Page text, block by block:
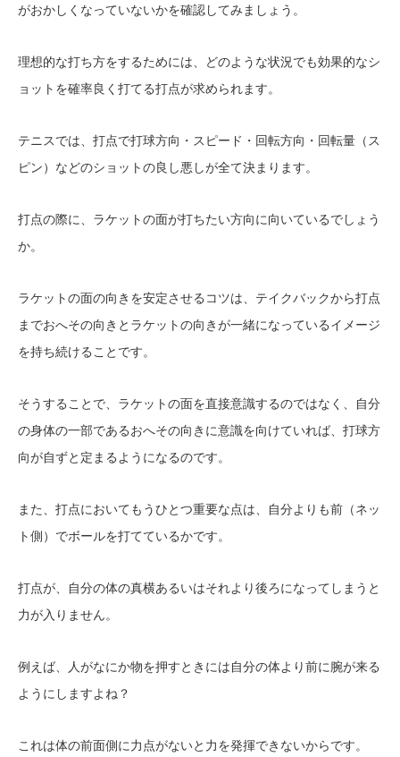
がおかしくなっていないかを確認してみましょう。
理想的な打ち方をするためには、どのような状況でも効果的なシ
ョットを確率良く打てる打点が求められます。
テニスでは、打点で打球方向・スピード・回転方向・回転量（ス
ピン）などのショットの良し悪しが全て決まります。
打点の際に、ラケットの面が打ちたい方向に向いているでしょう
か。
ラケットの面の向きを安定させるコツは、テイクバックから打点
までおへその向きとラケットの向きが一緒になっているイメージ
を持ち続けることです。
そうすることで、ラケットの面を直接意識するのではなく、自分
の身体の一部であるおへその向きに意識を向けていれば、打球方
向が自ずと定まるようになるのです。
また、打点においてもうひとつ重要な点は、自分よりも前（ネッ
ト側）でボールを打てているかです。
打点が、自分の体の真横あるいはそれより後ろになってしまうと
力が入りません。
例えば、人がなにか物を押すときには自分の体より前に腕が来る
ようにしますよね？
これは体の前面側に力点がないと力を発揮できないからです。